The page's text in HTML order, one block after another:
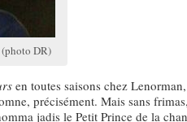
DR)
en toutes saisons chez
précisément. Mais sans
jadis le Petit Prince de la